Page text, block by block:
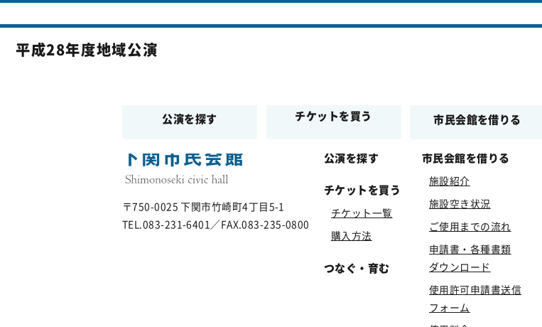
公演を探す チケットを買う 市民会館を借りる
アクセス
平成28年度地域公演
前の投稿
〒750-0025 下関市竹崎町4丁目5-1
TEL.083-231-6401／FAX.083-235-0800
公演を探す
チケットを買う
チケット一覧
購入方法
つなぐ・育む
市民会館を借りる
施設紹介
施設空き状況
ご使用までの流れ
申請書・各種書類
ダウンロード
使用許可申請書送信
フォーム